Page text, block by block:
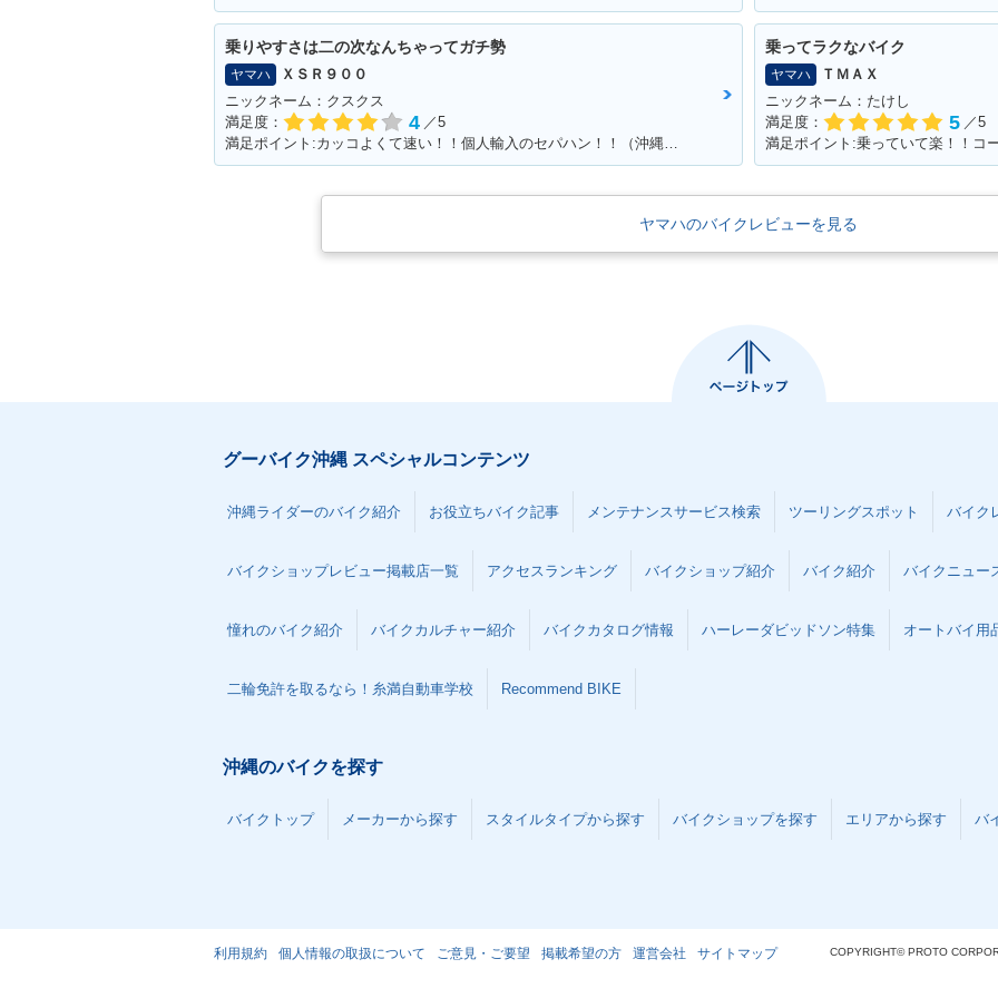
乗りやすさは二の次なんちゃってガチ勢
ヤマハ
ＸＳＲ９００
ニックネーム：クスクス
満足度：
4 ／5
満足ポイント:カッコよくて速い！！個人輸入のセパハン！！（沖縄で他に見たことがない・・）
乗ってラクなバイク
ヤマハ
ＴＭＡＸ
ニックネーム：たけし
満足度：
5 ／5
満足ポイント:乗っていて楽！！コ
ヤマハのバイクレビューを見る
グーバイク沖縄 スペシャルコンテンツ
沖縄ライダーのバイク紹介 お役立ちバイク記事 メンテナンスサービス検索 ツーリングスポット バイク
バイクショップレビュー掲載店一覧 アクセスランキング バイクショップ紹介 バイク紹介 バイクニュー
憧れのバイク紹介 バイクカルチャー紹介 バイクカタログ情報 ハーレーダビッドソン特集 オートバイ用
二輪免許を取るなら！糸満自動車学校 Recommend BIKE
沖縄のバイクを探す
バイクトップ メーカーから探す スタイルタイプから探す バイクショップを探す エリアから探す バ
利用規約 個人情報の取扱について ご意見・ご要望 掲載希望の方 運営会社 サイトマップ COPYRIGHT© PROTO